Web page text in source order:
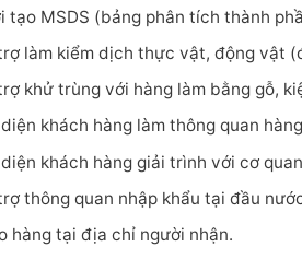
tạo MSDS (bảng phân tích thành
làm kiểm dịch thực vật, động vật
khử trùng với hàng làm bằng gỗ,
khách hàng làm thông quan
khách hàng giải trình với cơ
thông quan nhập khẩu tại đầu
hàng tại địa chỉ người nhận.